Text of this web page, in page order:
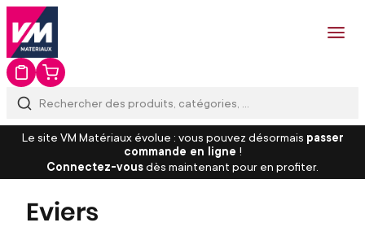
Le site VM Matériaux évolue : vous pouvez désormais passer
commande en ligne !
Connectez-vousdès maintenant pour en profiter.
Eviers